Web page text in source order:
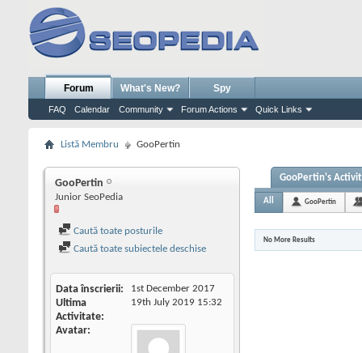
Forum
FAQ Calendar Community Forum Actions Quick Links
What's New? Spy
Listă Membru GooPertin
GooPertin
Junior SeoPedia
Caută toate posturile
Caută toate subiectele deschise
Data înscrierii 1st December 2017
Ultima
Activitate
19th July 2019 15:32
Avatar
GooPertin's
All GooPertin
No More Results